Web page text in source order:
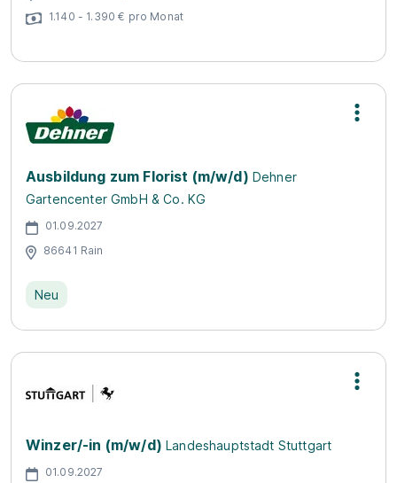
1.140 - 1.390 € pro Monat
Ausbildung zum Florist (m/w/d) Dehner
Gartencenter GmbH & Co. KG
01.09.2027
86641 Rain
Neu
Winzer/-in (m/w/d) Landeshauptstadt Stuttgart
01.09.2027